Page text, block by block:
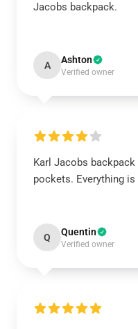
Jacobs backpack.
A Ashton
Verified owner
Karl Jacobs
pockets. Everything
Q Quentin
Verified owner